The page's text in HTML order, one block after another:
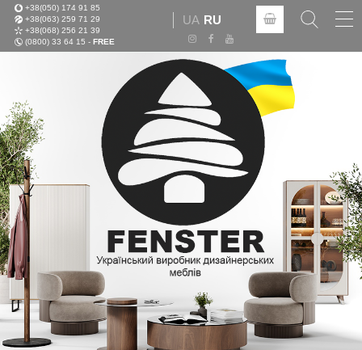
+38(050) 174 91 85
+38(063) 259 71 29
+38(068) 256 21 39
(0800) 33 64 15 - FREE
UA RU